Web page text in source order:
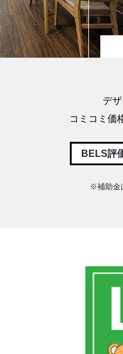
デ
コミコミ価
BELS評
※補助金